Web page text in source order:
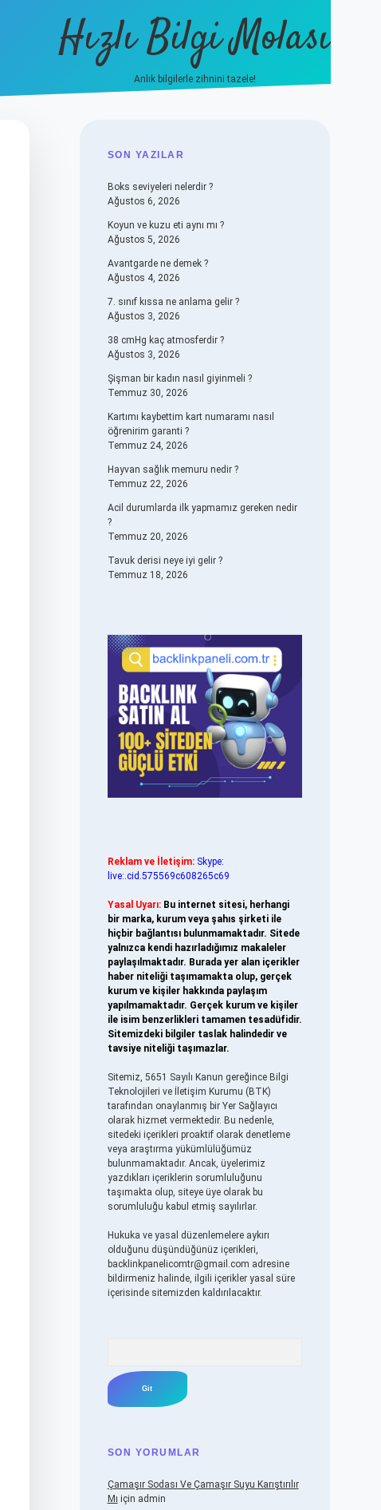
Hızlı Bilgi Molası
Anlık bilgilerle zihnini tazele!
SIDEBAR
SON YAZILAR
Boks seviyeleri nelerdir ?
Ağustos 6, 2026
Koyun ve kuzu eti aynı mı ?
Ağustos 5, 2026
Avantgarde ne demek ?
Ağustos 4, 2026
7. sınıf kıssa ne anlama gelir ?
Ağustos 3, 2026
38 cmHg kaç atmosferdir ?
Ağustos 3, 2026
Şişman bir kadın nasıl giyinmeli ?
Temmuz 30, 2026
Kartımı kaybettim kart numaramı nasıl
öğrenirim garanti ?
Temmuz 24, 2026
Hayvan sağlık memuru nedir ?
Temmuz 22, 2026
Acil durumlarda ilk yapmamız gereken nedir
?
Temmuz 20, 2026
Tavuk derisi neye iyi gelir ?
Temmuz 18, 2026
Reklam ve İletişim: Skype:
live:.cid.575569c608265c69
Yasal Uyarı: Bu internet sitesi, herhangi
bir marka, kurum veya şahıs şirketi ile
hiçbir bağlantısı bulunmamaktadır. Sitede
yalnızca kendi hazırladığımız makaleler
paylaşılmaktadır. Burada yer alan içerikler
haber niteliği taşımamakta olup, gerçek
kurum ve kişiler hakkında paylaşım
yapılmamaktadır. Gerçek kurum ve kişiler
ile isim benzerlikleri tamamen tesadüfidir.
Sitemizdeki bilgiler taslak halindedir ve
tavsiye niteliği taşımazlar.
Sitemiz, 5651 Sayılı Kanun gereğince Bilgi
Teknolojileri ve İletişim Kurumu (BTK)
tarafından onaylanmış bir Yer Sağlayıcı
olarak hizmet vermektedir. Bu nedenle,
sitedeki içerikleri proaktif olarak denetleme
veya araştırma yükümlülüğümüz
bulunmamaktadır. Ancak, üyelerimiz
yazdıkları içeriklerin sorumluluğunu
taşımakta olup, siteye üye olarak bu
sorumluluğu kabul etmiş sayılırlar.
Hukuka ve yasal düzenlemelere aykırı
olduğunu düşündüğünüz içerikleri,
backlinkpanelicomtr@gmail.com adresine
bildirmeniz halinde, ilgili içerikler yasal süre
içerisinde sitemizden kaldırılacaktır.
SON YORUMLAR
Çamaşır Sodası Ve Çamaşır Suyu Karıştırılır
Mı için admin